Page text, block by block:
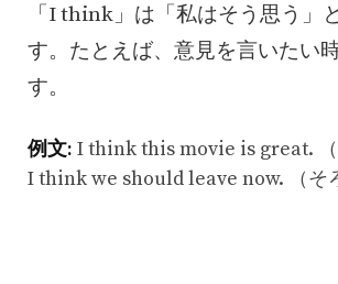
「I think」は「私はそう思う」
す。たとえば、意見を言いたい
す。
例文: I think this movie is great. （
I think we should leave now. （そ